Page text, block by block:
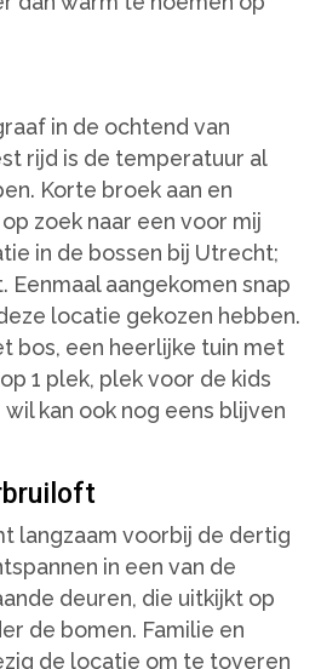
in de ochtend van
rijd is de temperatuur al
Korte broek aan en
zoek naar een voor mij
in de bossen bij Utrecht;
Eenmaal aangekomen snap
locatie gekozen hebben.
bos, een heerlijke tuin met
1 plek, plek voor de kids
kan ook nog eens blijven
langzaam voorbij de dertig
in een van de
deuren, die uitkijkt op
de bomen. Familie en
de locatie om te toveren